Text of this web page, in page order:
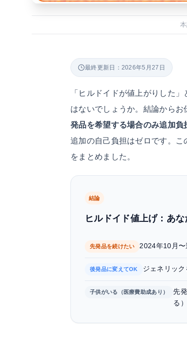
最終更新日：2026年5月27日
「ヒルドイドが値上がりした
はないでしょうか。結論からお
発品を希望する場合のみ追加
追加の自己負担はゼロです。
をまとめました。
結論
ヒルドイド値上げ：あ
先発品を続けたい 2024年10月
後発品に変えてOK ジェネリッ
子供がいる（医療費助成あり） 先
る）